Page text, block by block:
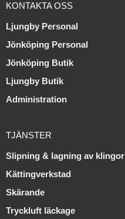
KONTAKTA OSS
Ljungby Personal
Jönköping Personal
Jönköping Butik
Ljungby Butik
Administration
TJÄNSTER
Slipning & lagning av klingor
Kättingverkstad
Skärande
Tryckluft läckage